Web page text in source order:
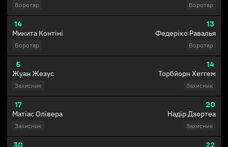
Воротар
14
Микита Контіні
Воротар
5
Жуан Жезус
Захисник
17
Матіас Олівера
Захисник
30
Воротар
13
Федеріко Равалья
Воротар
14
Торбйорн Хеггем
Захисник
20
Надір Дзортеа
Захисник
22